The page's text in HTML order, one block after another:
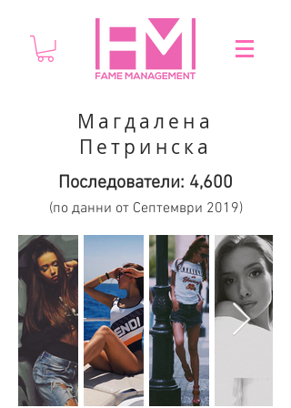
Магдалена
Петринска
Последователи: 4,600
(по данни от Септември 2019)